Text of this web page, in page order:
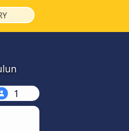
|
1